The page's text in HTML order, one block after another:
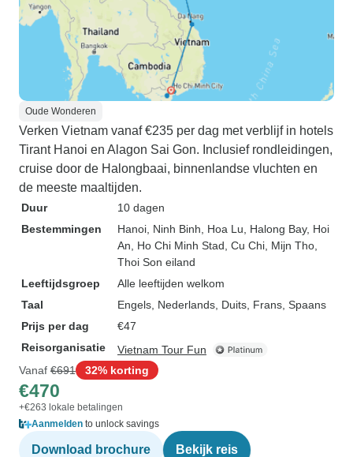
Oude Wonderen
Verken Vietnam vanaf €235 per dag met verblijf in hotels
Tirant Hanoi en Alagon Sai Gon. Inclusief rondleidingen,
cruise door de Halongbaai, binnenlandse vluchten en
de meeste maaltijden.
Duur
10 dagen
Bestemmingen
Hanoi , Ninh Binh , Hoa Lu , Halong Bay, Hoi
An , Ho Chi Minh Stad , Cu Chi , Mijn Tho
Thoi Son eiland
Leeftijdsgroep
Alle leeftijden welkom
Taal
Engels, Nederlands, Duits, Frans, Spaans
Prijs per dag
€47
Reisorganisatie
Vietnam Tour Fun
Vanaf €691 32% korting
€470
+€263 lokale betalingen
Aanmelden to unlock savings
Download brochure Bekijk reis